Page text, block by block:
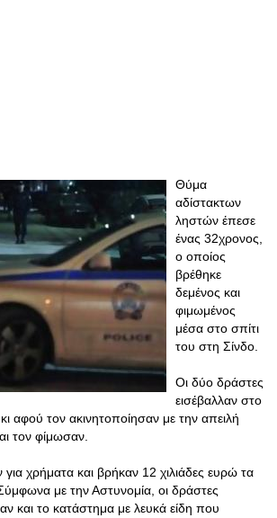
Θύμα
αδίστακτων
ληστών έπεσε
ένας 32χρονος,
ο οποίος
βρέθηκε
δεμένος και
φιμωμένος
μέσα στο σπίτι
του στη Σίνδο.
Οι δύο δράστες
εισέβαλλαν στο
αφού τον ακινητοποίησαν με την απειλή
τον φίμωσαν.
για χρήματα και βρήκαν 12 χιλιάδες ευρώ τα
με την Αστυνομία, οι δράστες
και το κατάστημα με λευκά είδη που